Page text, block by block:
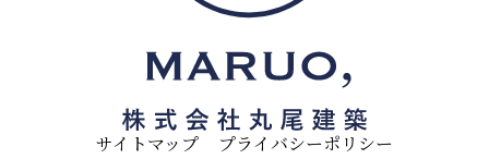
サイトマップ プライバシーポリシー